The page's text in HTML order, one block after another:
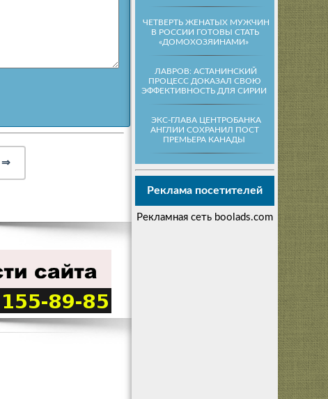
ЧЕТВЕРТЬ ЖЕНАТЫХ МУЖЧИН
В РОССИИ ГОТОВЫ СТАТЬ
«ДОМОХОЗЯИНАМИ»
ЛАВРОВ: АСТАНИНСКИЙ
ПРОЦЕСС ДОКАЗАЛ СВОЮ
ЭФФЕКТИВНОСТЬ ДЛЯ СИРИИ
ЭКС-ГЛАВА ЦЕНТРОБАНКА
АНГЛИИ СОХРАНИЛ ПОСТ
ПРЕМЬЕРА КАНАДЫ
Реклама посетителей
Рекламная сеть boolads.com
⇒